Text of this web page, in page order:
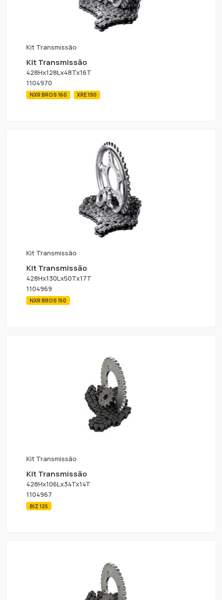
Kit Transmissão
Kit Transmissão
428Hx128Lx48Tx16T
1104970
NXR BROS 160 XRE 190
Kit Transmissão
Kit Transmissão
428Hx130Lx50Tx17T
1104969
NXR BROS 150
Kit Transmissão
Kit Transmissão
428Hx106Lx34Tx14T
1104967
BIZ 125